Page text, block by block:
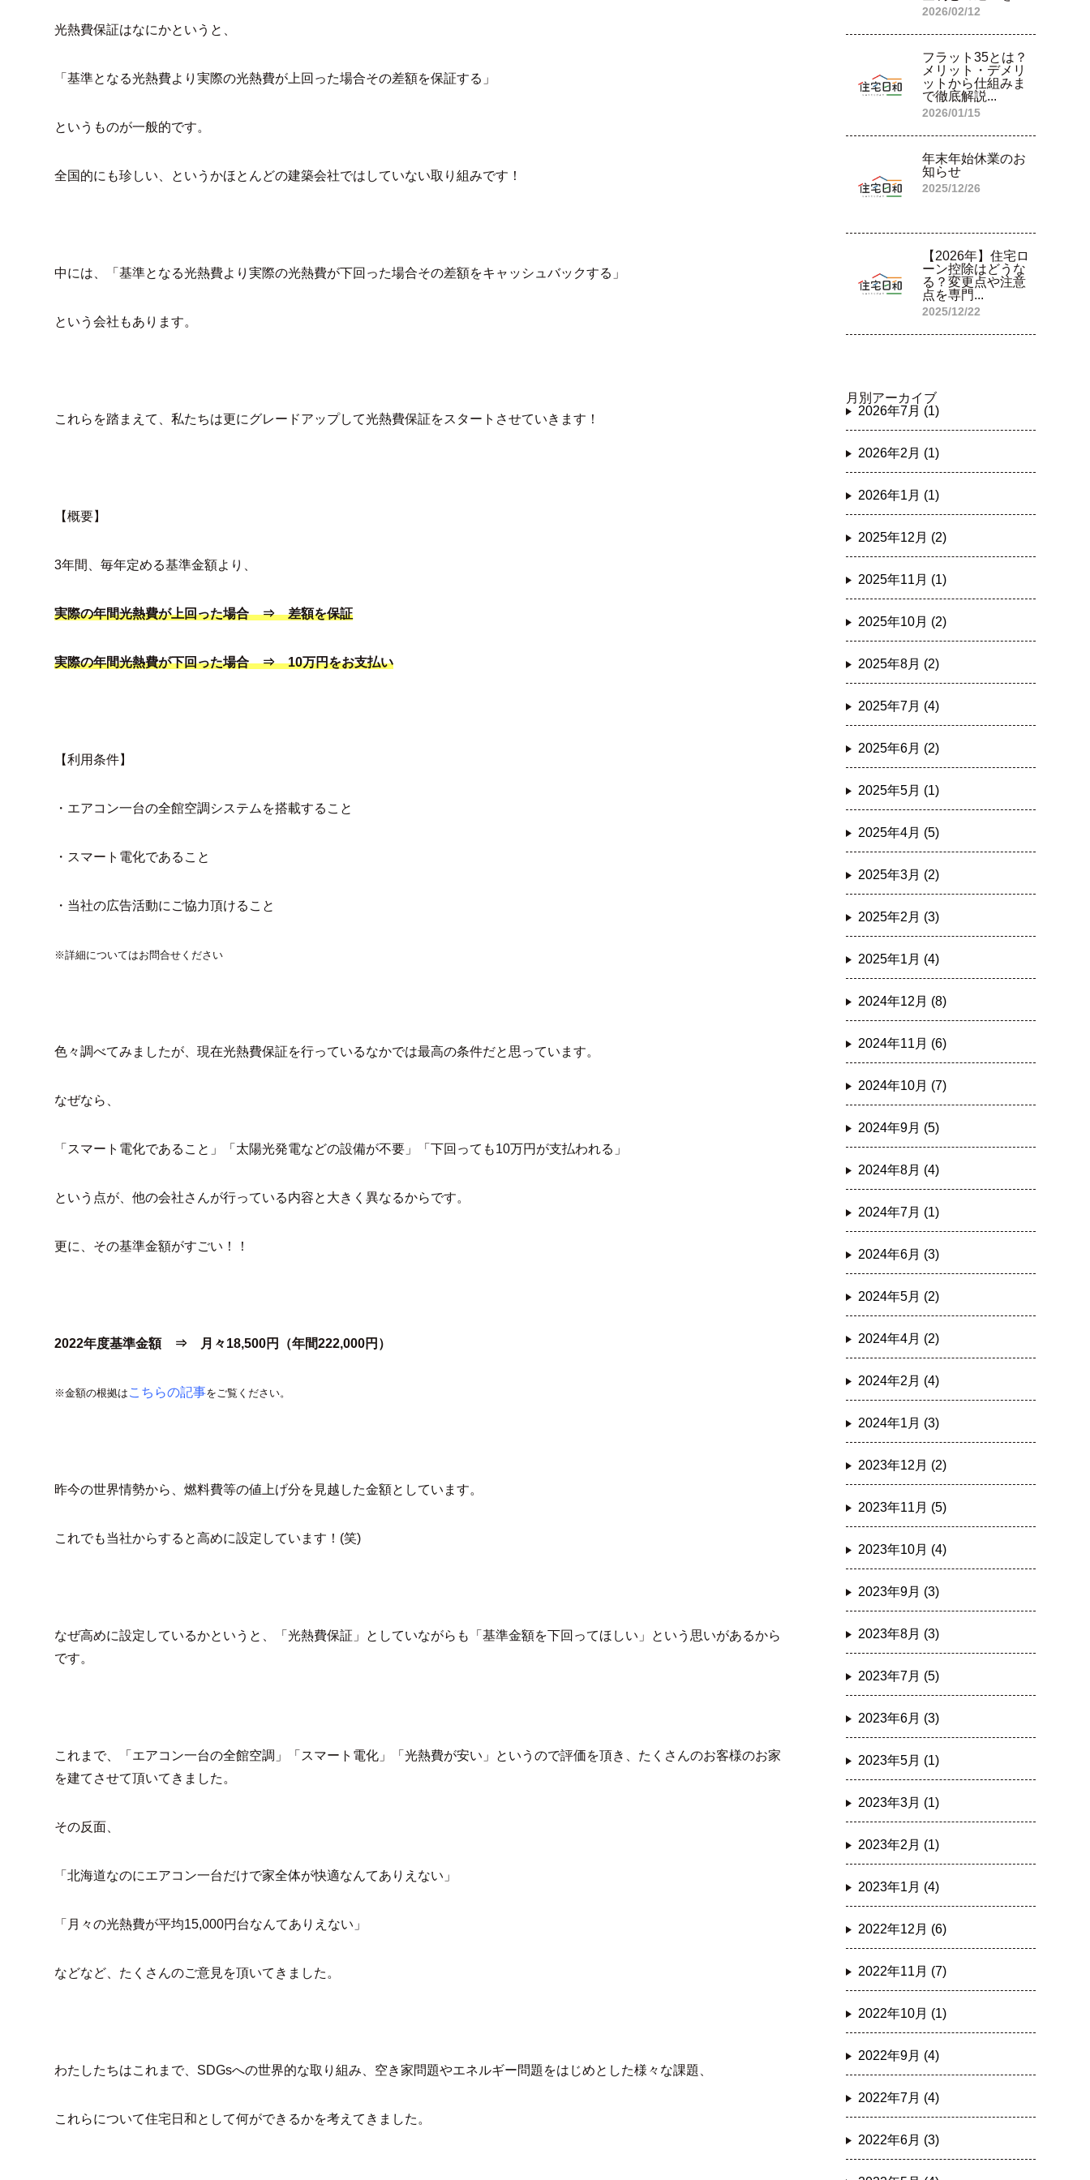
光熱費保証はなにかというと、
「基準となる光熱費より実際の光熱費が上回った場合その差額を保証する」
というものが一般的です。
全国的にも珍しい、というかほとんどの建築会社ではしていない取り組みです！
中には、「基準となる光熱費より実際の光熱費が下回った場合その差額をキャッシュバックする」
という会社もあります。
これらを踏まえて、私たちは更にグレードアップして光熱費保証をスタートさせていきます！
【概要】
3年間、毎年定める基準金額より、
実際の年間光熱費が上回った場合 ⇒ 差額を保証
実際の年間光熱費が下回った場合 ⇒ 10万円をお支払い
【利用条件】
・エアコン一台の全館空調システムを搭載すること
・スマート電化であること
・当社の広告活動にご協力頂けること
※詳細についてはお問合せください
色々調べてみましたが、現在光熱費保証を行っているなかでは最高の条件だと思っています。
なぜなら、
「スマート電化であること」「太陽光発電などの設備が不要」「下回っても10万円が支払われる」
という点が、他の会社さんが行っている内容と大きく異なるからです。
更に、その基準金額がすごい！！
2022年度基準金額 ⇒ 月々18,500円（年間222,000円）
※金額の根拠は こちらの記事をご覧ください。
昨今の世界情勢から、燃料費等の値上げ分を見越した金額としています。
これでも当社からすると高めに設定しています！(笑)
なぜ高めに設定しているかというと、「光熱費保証」としていながらも「基準金額を下回ってほしい」という思いがあるから
です。
これまで、「エアコン一台の全館空調」「スマート電化」「光熱費が安い」というので評価を頂き、たくさんのお客様のお家
を建てさせて頂いてきました。
その反面、
「北海道なのにエアコン一台だけで家全体が快適なんてありえない」
「月々の光熱費が平均15,000円台なんてありえない」
などなど、たくさんのご意見を頂いてきました。
わたしたちはこれまで、SDGsへの世界的な取り組み、空き家問題やエネルギー問題をはじめとした様々な課題、
これらについて住宅日和として何ができるかを考えてきました。
2026/02/12
フラット35とは？
メリット・デメリ
ットから仕組みま
で徹底解説...
2026/01/15
年末年始休業のお
知らせ
2025/12/26
【2026年】住宅ロ
ーン控除はどうな
る？変更点や注意
点を専門...
2025/12/22
月別アーカイブ
2026年7月 (1)
2026年2月 (1)
2026年1月 (1)
2025年12月 (2)
2025年11月 (1)
2025年10月 (2)
2025年8月 (2)
2025年7月 (4)
2025年6月 (2)
2025年5月 (1)
2025年4月 (5)
2025年3月 (2)
2025年2月 (3)
2025年1月 (4)
2024年12月 (8)
2024年11月 (6)
2024年10月 (7)
2024年9月 (5)
2024年8月 (4)
2024年7月 (1)
2024年6月 (3)
2024年5月 (2)
2024年4月 (2)
2024年2月 (4)
2024年1月 (3)
2023年12月 (2)
2023年11月 (5)
2023年10月 (4)
2023年9月 (3)
2023年8月 (3)
2023年7月 (5)
2023年6月 (3)
2023年5月 (1)
2023年3月 (1)
2023年2月 (1)
2023年1月 (4)
2022年12月 (6)
2022年11月 (7)
2022年10月 (1)
2022年9月 (4)
2022年7月 (4)
2022年6月 (3)